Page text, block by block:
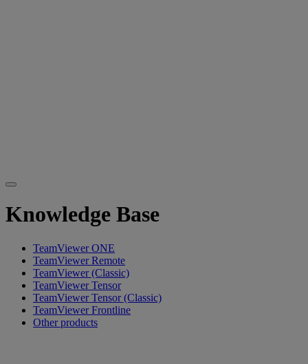
Knowledge Base
TeamViewer ONE
TeamViewer Remote
TeamViewer (Classic)
TeamViewer Tensor
TeamViewer Tensor (Classic)
TeamViewer Frontline
Other products